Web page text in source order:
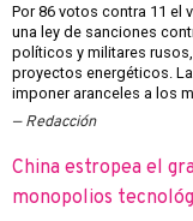
Por 86 votos contra 11 el
una ley de sanciones
políticos y militares
proyectos energéticos.
imponer aranceles a los
Redacción
China estropea el
monopolios